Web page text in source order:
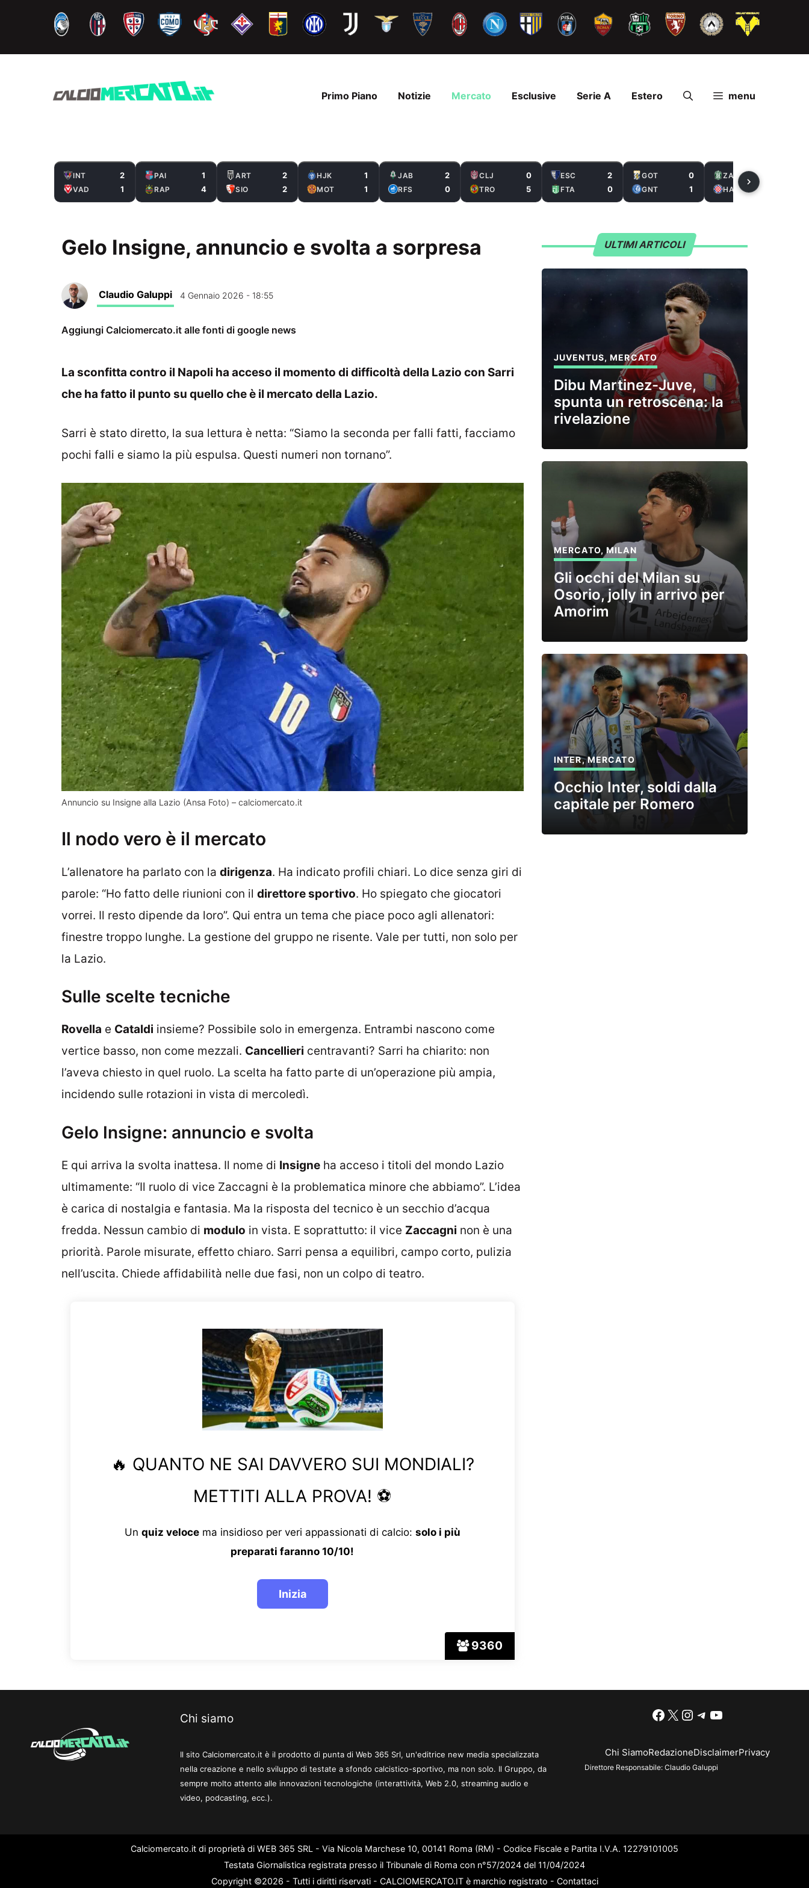
contenuto
Primo Piano Notizie Mercato Esclusive Serie A Estero menu
INT 2
VAD 1
PAI 1
RAP 4
ART 2
SIO 2
HJK 1
MOT 1
JAB 2
RFS 0
CLJ 0
TRO 5
ESC 2
FTA 0
GOT 0
GNT 1
ZAL
HAS
Gelo Insigne, annuncio e svolta a sorpresa
Claudio Galuppi 4 Gennaio 2026 - 18:55
Aggiungi Calciomercato.it alle fonti di google news
La sconfitta contro il Napoli ha acceso il momento di difficoltà della Lazio con Sarri
che ha fatto il punto su quello che è il mercato della Lazio.
Sarri è stato diretto, la sua lettura è netta: “Siamo la seconda per falli fatti, facciamo
pochi falli e siamo la più espulsa. Questi numeri non tornano”.
Annuncio su Insigne alla Lazio (Ansa Foto) – calciomercato.it
Il nodo vero è il mercato
L’allenatore ha parlato con la dirigenza. Ha indicato profili chiari. Lo dice senza giri di
parole: “Ho fatto delle riunioni con il direttore sportivo. Ho spiegato che giocatori
vorrei. Il resto dipende da loro”. Qui entra un tema che piace poco agli allenatori:
finestre troppo lunghe. La gestione del gruppo ne risente. Vale per tutti, non solo per
la Lazio.
Sulle scelte tecniche
Rovella e Cataldi insieme? Possibile solo in emergenza. Entrambi nascono come
vertice basso, non come mezzali. Cancellieri centravanti? Sarri ha chiarito: non
l’aveva chiesto in quel ruolo. La scelta ha fatto parte di un’operazione più ampia,
incidendo sulle rotazioni in vista di mercoledì.
Gelo Insigne: annuncio e svolta
E qui arriva la svolta inattesa. Il nome di Insigne ha acceso i titoli del mondo Lazio
ultimamente: “Il ruolo di vice Zaccagni è la problematica minore che abbiamo”. L’idea
è carica di nostalgia e fantasia. Ma la risposta del tecnico è un secchio d’acqua
fredda. Nessun cambio di modulo in vista. E soprattutto: il vice Zaccagni non è una
priorità. Parole misurate, effetto chiaro. Sarri pensa a equilibri, campo corto, pulizia
nell’uscita. Chiede affidabilità nelle due fasi, non un colpo di teatro.
9360
🔥 QUANTO NE SAI DAVVERO SUI MONDIALI?
METTITI ALLA PROVA! ⚽
Un quiz velocema insidioso per veri appassionati di calcio: solo i più
preparati faranno 10/10!
ULTIMI ARTICOLI
JUVENTUS,MERCATO
Dibu Martinez-Juve,
spunta un retroscena: la
rivelazione
MERCATO,MILAN
Gli occhi del Milan su
Osorio, jolly in arrivo per
Amorim
INTER,MERCATO
Occhio Inter, soldi dalla
capitale per Romero
Chi siamo
Il sito Calciomercato.it è il prodotto di punta di Web 365 Srl, un'editrice new media specializzata
nella creazione e nello sviluppo di testate a sfondo calcistico-sportivo, ma non solo. Il Gruppo, da
sempre molto attento alle innovazioni tecnologiche (interattività, Web 2.0, streaming audio e
video, podcasting, ecc.).
Facebook
X Instagram
Telegram
YouTube
Chi SiamoRedazioneDisclaimerPrivacy
Direttore Responsabile: Claudio Galuppi
Calciomercato.it di proprietà di WEB 365 SRL - Via Nicola Marchese 10, 00141 Roma (RM) - Codice Fiscale e Partita I.V.A. 12279101005
Testata Giornalistica registrata presso il Tribunale di Roma con n°57/2024 del 11/04/2024
Copyright ©2026 - Tutti i diritti riservati - CALCIOMERCATO.IT è marchio registrato - Contattaci